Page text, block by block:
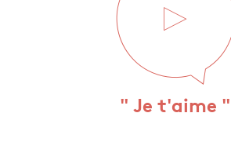
" Je t'aime "